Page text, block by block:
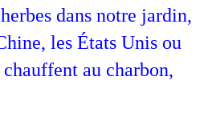
dans notre jardin,
les États Unis ou
au charbon,